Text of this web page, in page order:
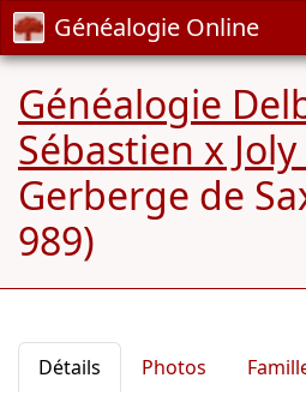
Généalogie Online
Généalogie
Sébastien x
Gerberge de
989)
Détails Photos